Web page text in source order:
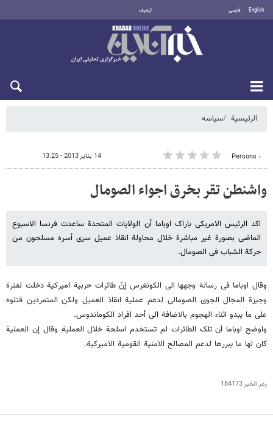
English فارسی أرشيف
الرئيسية سیاسه
٠ Persons 14 يناير 2013 - 13:25
واشنطن تقر بخرق اجواء الصومال
اکد الرئیس الامریکی باراک اوباما أن الولایات المتحدة ساعدت فرنسا الاسبوع
الماضی بصورة غیر مباشرة خلال محاولة انقاذ عمیل سری أسره مسلحون من
حرکة الشباب فی الصومال.
وقال اوباما فی رسالة وجهها الى الکونغرس إنّ طائرات حربیة امیرکیة دخلت لفترة
وجیزة المجال الجوی الصومالی لدعم عملیة انقاذ العمیل ولکن المتمردین قتلوه
على ما یبدو اثناء الهجوم بالاضافة الى أحد افراد الکوماندوس.
واوضح اوباما أن تلک الطائرات لم تستخدم اسلحة خلال العملیة وقال إن العملیة
کان لها ما یبررها لدعم المصالح الامنیة القومیة الامیرکیة.
رمز الخبر184173